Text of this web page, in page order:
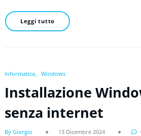
Leggi tutto
Informatica Windows
Installazione
senza internet
By Giorgio 13 Dicembre 2024